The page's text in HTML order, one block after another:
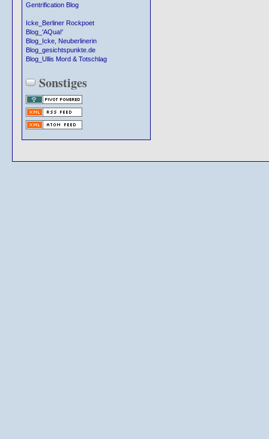
Gentrification Blog
Icke_Berliner Rockpoet
Blog_'AQua!'
Blog_Icke, Neuberlinerin
Blog_gesichtspunkte.de
Blog_Ullis Mord & Totschlag
Sonstiges